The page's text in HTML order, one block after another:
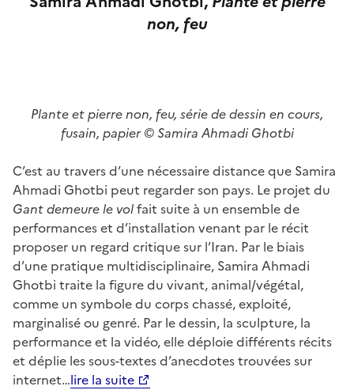
non, feu
Plante et pierre non, feu, série de dessin en cours,
fusain, papier © Samira Ahmadi Ghotbi
C’est au travers d’une nécessaire distance que Samira
Ahmadi Ghotbi peut regarder son pays. Le projet du
Gant demeure le volfait suite à un ensemble de
performances et d’installation venant par le récit
proposer un regard critique sur l’Iran. Par le biais
d’une pratique multidisciplinaire, Samira Ahmadi
Ghotbi traite la figure du vivant, animal/végétal,
comme un symbole du corps chassé, exploité,
marginalisé ou genré. Par le dessin, la sculpture, la
performance et la vidéo, elle déploie différents récits
et déplie les sous-textes d’anecdotes trouvées sur
internet…lire la suite